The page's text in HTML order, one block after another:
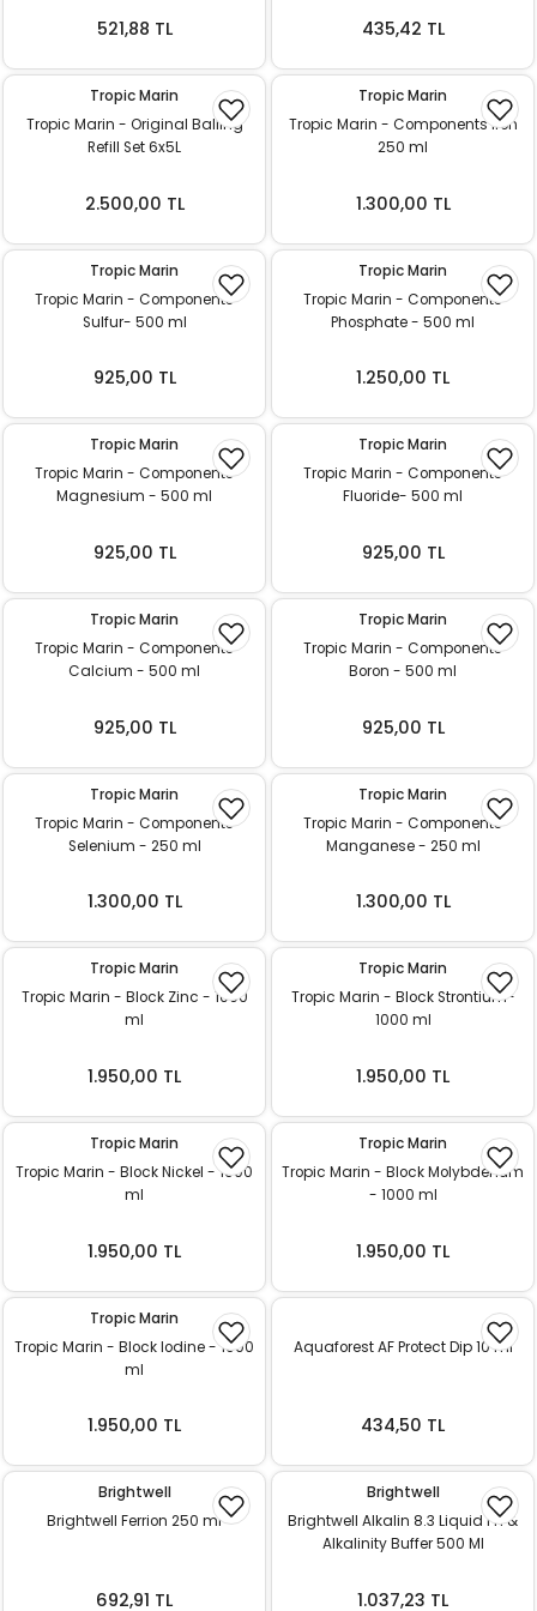
521,88 TL 435,42 TL
Tropic Marin
Tropic Marin - Original Balling
Refill Set 6x5L
2.500,00 TL
Tropic Marin
Tropic Marin - Components Iron
250 ml
1.300,00 TL
Tropic Marin
Tropic Marin - Components
Sulfur- 500 ml
925,00 TL
Tropic Marin
Tropic Marin - Components
Phosphate - 500 ml
1.250,00 TL
Tropic Marin
Tropic Marin - Components
Magnesium - 500 ml
925,00 TL
Tropic Marin
Tropic Marin - Components
Fluoride- 500 ml
925,00 TL
Tropic Marin
Tropic Marin - Components
Calcium - 500 ml
925,00 TL
Tropic Marin
Tropic Marin - Components
Boron - 500 ml
925,00 TL
Tropic Marin
Tropic Marin - Components
Selenium - 250 ml
1.300,00 TL
Tropic Marin
Tropic Marin - Components
Manganese - 250 ml
1.300,00 TL
Tropic Marin
Tropic Marin - Block Zinc - 1000
ml
1.950,00 TL
Tropic Marin
Tropic Marin - Block Strontium-
1000 ml
1.950,00 TL
Tropic Marin
Tropic Marin - Block Nickel - 1000
ml
1.950,00 TL
Tropic Marin
Tropic Marin - Block Molybdenum
- 1000 ml
1.950,00 TL
Tropic Marin
Tropic Marin - Block Iodine - 1000
ml
1.950,00 TL
Aquaforest AF Protect Dip 10 ml
434,50 TL
Brightwell
Brightwell Ferrion 250 ml
692,91 TL
Brightwell
Brightwell Alkalin 8.3 Liquid PH &
Alkalinity Buffer 500 Ml
1.037,23 TL